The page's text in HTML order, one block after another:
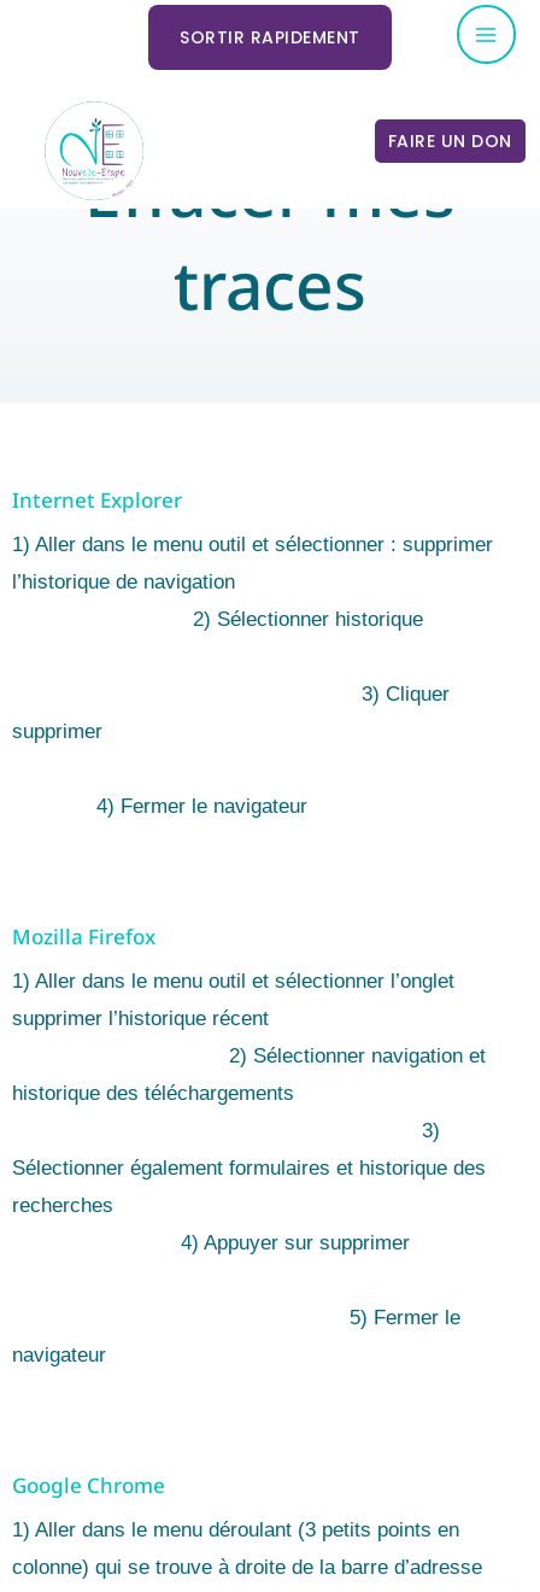
SORTIR RAPIDEMENT
FAIRE UN DON
Effacer mes
traces
Internet Explorer
1) Aller dans le menu outil et sélectionner : supprimer
l’historique de navigation
2) Sélectionner historique
3) Cliquer
supprimer
4) Fermer le navigateur
Mozilla Firefox
1) Aller dans le menu outil et sélectionner l’onglet
supprimer l’historique récent
2) Sélectionner navigation et
historique des téléchargements
3)
Sélectionner également formulaires et historique des
recherches
4) Appuyer sur supprimer
5) Fermer le
navigateur
Google Chrome
1) Aller dans le menu déroulant (3 petits points en
colonne) qui se trouve à droite de la barre d’adresse